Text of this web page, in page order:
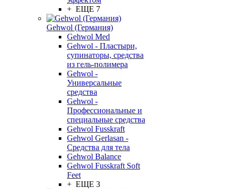
+ ЕЩЕ 7
Gehwol (Германия)
Gehwol Med
Gehwol - Пластыри,
супинаторы, средства
из гель-полимера
Gehwol -
Универсальные
средства
Gehwol -
Профессиональные и
специальные средства
Gehwol Fusskraft
Gehwol Gerlasan -
Средства для тела
Gehwol Balance
Gehwol Fusskraft Soft
Feet
+ ЕЩЕ 3